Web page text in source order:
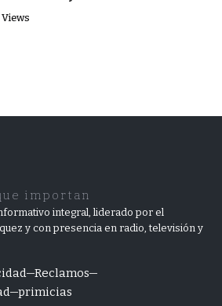
Views
importan
integral, liderado por el
y con presencia en radio, televisión y
Reclamos
primicias